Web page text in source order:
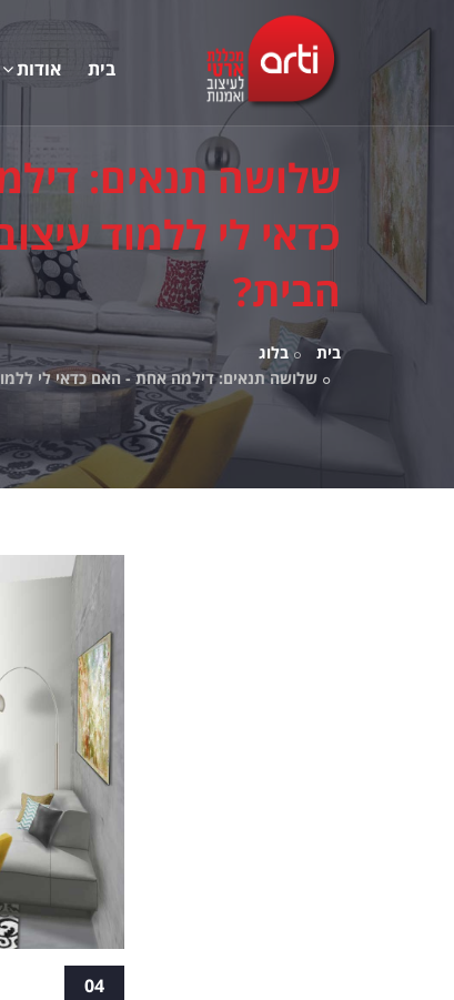
בית אודות
שלושה תנאים:
כדאי לי ללמוד
הבית?
בית
בלוג
שלושה תנאים: דילמה אחת - האם כדאי לי
04